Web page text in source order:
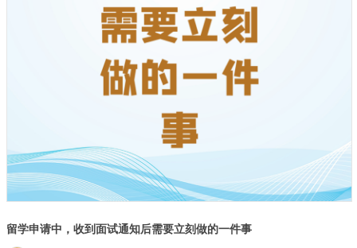
留学申请中，收到面试通知后需要立刻做的一件事